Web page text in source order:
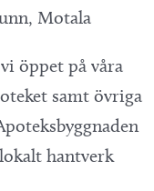
Motala
öppet på våra
samt övriga
hantverk